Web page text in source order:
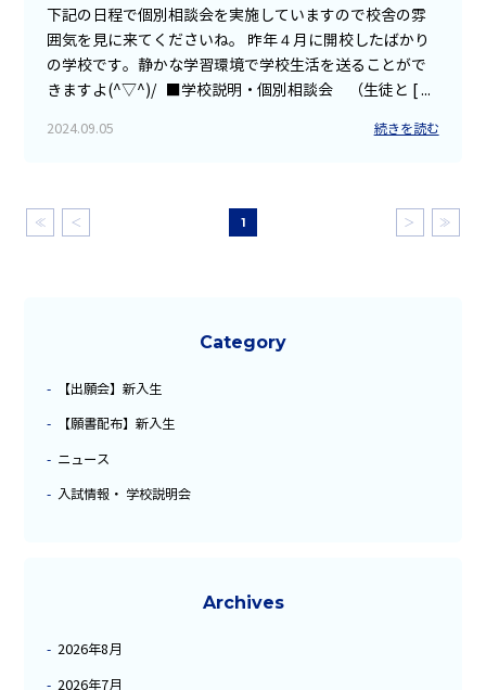
下記の日程で個別相談会を実施していますので校舎の雰
囲気を見に来てくださいね。 昨年４月に開校したばかり
の学校です。静かな学習環境で学校生活を送ることがで
きますよ(^▽^)/ ■学校説明・個別相談会 （生徒と [ ...
2024.09.05 続きを読む
≪ ＜ 1 ＞ ≫
Category
【出願会】新入生
【願書配布】新入生
ニュース
入試情報・ 学校説明会
Archives
2026年8月
2026年7月